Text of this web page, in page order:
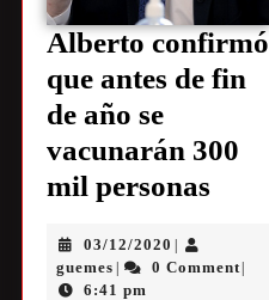
Alberto confirmó
que antes de fin
de año se
vacunarán 300
mil personas
03/12/2020 |
guemes | 0 Comment|
6:41 pm